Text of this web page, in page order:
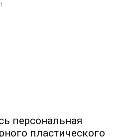
персональная
пластического